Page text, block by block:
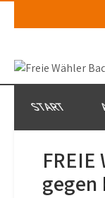
START